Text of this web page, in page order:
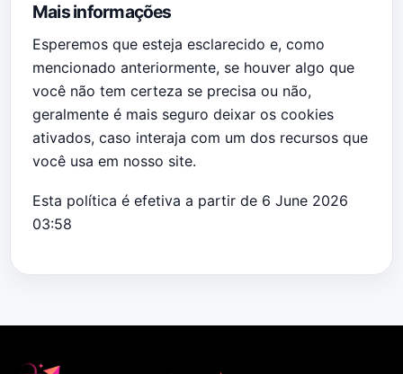
Mais informações
Esperemos que esteja esclarecido e, como
mencionado anteriormente, se houver algo que
você não tem certeza se precisa ou não,
geralmente é mais seguro deixar os cookies
ativados, caso interaja com um dos recursos que
você usa em nosso site.
Esta política é efetiva a partir de 6 June 2026
03:58